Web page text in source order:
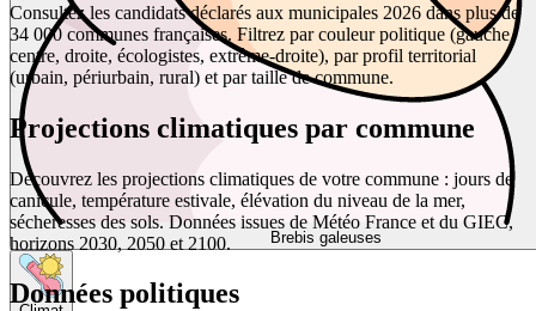
Brebis galeuses
Consultez les candidats déclarés aux municipales 2026 dans plus de
34 000 communes françaises. Filtrez par couleur politique (gauche,
centre, droite, écologistes, extrême-droite), par profil territorial
(urbain, périurbain, rural) et par taille de commune.
Projections climatiques par commune
Découvrez les projections climatiques de votre commune : jours de
canicule, température estivale, élévation du niveau de la mer,
sécheresses des sols. Données issues de Météo France et du GIEC,
horizons 2030, 2050 et 2100.
Données politiques